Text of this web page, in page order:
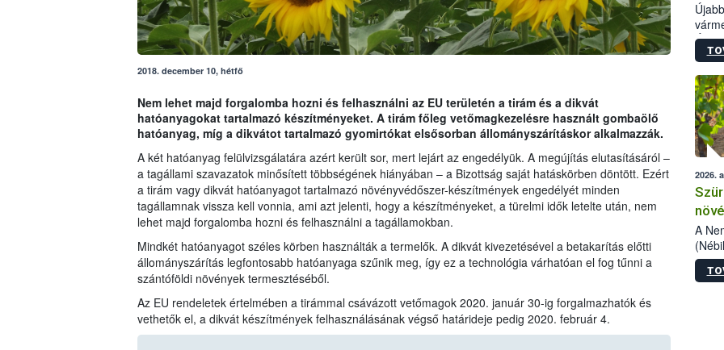
2018. december 10, hétfő
Nem lehet majd forgalomba hozni és felhasználni az EU területén a tirám és a dikvát
hatóanyagokat tartalmazó készítményeket. A tirám főleg vetőmagkezelésre használt gombaölő
hatóanyag, míg a dikvátot tartalmazó gyomirtókat elsősorban állományszárításkor alkalmazzák.
A két hatóanyag felülvizsgálatára azért került sor, mert lejárt az engedélyük. A megújítás elutasításáról –
a tagállami szavazatok minősített többségének hiányában – a Bizottság saját hatáskörben döntött. Ezért
a tirám vagy dikvát hatóanyagot tartalmazó növényvédőszer-készítmények engedélyét minden
tagállamnak vissza kell vonnia, ami azt jelenti, hogy a készítményeket, a türelmi idők letelte után, nem
lehet majd forgalomba hozni és felhasználni a tagállamokban.
Mindkét hatóanyagot széles körben használták a termelők. A dikvát kivezetésével a betakarítás előtti
állományszárítás legfontosabb hatóanyaga szűnik meg, így ez a technológia várhatóan el fog tűnni a
szántóföldi növények termesztéséből.
Az EU rendeletek értelmében a tirámmal csávázott vetőmagok 2020. január 30-ig forgalmazhatók és
vethetők el, a dikvát készítmények felhasználásának végső határideje pedig 2020. február 4.
2026.
A